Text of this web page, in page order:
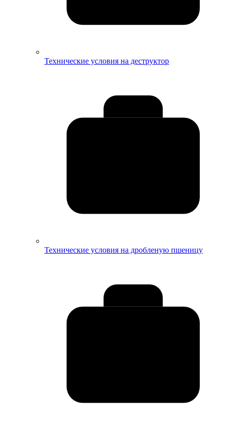
Технические условия на деструктор
Технические условия на дробленую пшеницу